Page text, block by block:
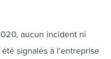
aucun incident ni
signalés à l’entreprise